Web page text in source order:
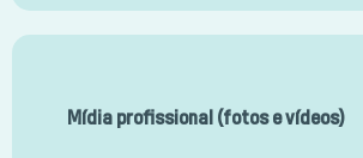
Mídia profissional (fotos e vídeos)